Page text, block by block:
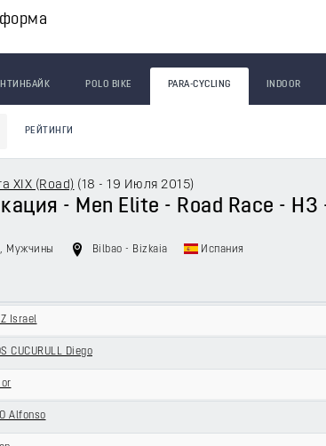
POLO BIKE PARA-CYCLING INDOOR
РЕЙТИНГИ
XIX (Road) (18 - 19 Июля 2015)
- Men Elite - Road Race - H3
, Мужчины Bilbao - Bizkaia Испания
Israel
CUCURULL Diego
Alfonso